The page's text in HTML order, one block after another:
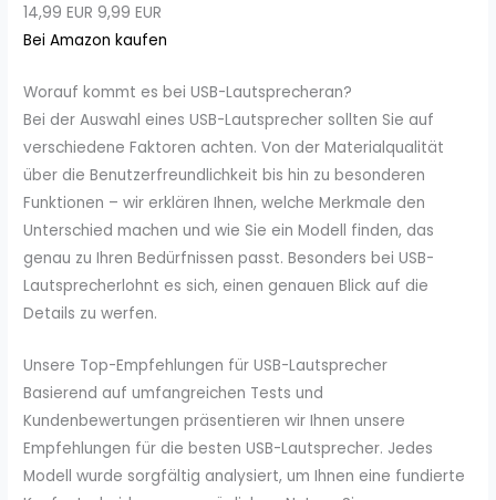
14,99 EUR 9,99 EUR
Bei Amazon kaufen
Worauf kommt es bei USB-Lautsprecheran?
Bei der Auswahl eines USB-Lautsprecher sollten Sie auf
verschiedene Faktoren achten. Von der Materialqualität
über die Benutzerfreundlichkeit bis hin zu besonderen
Funktionen – wir erklären Ihnen, welche Merkmale den
Unterschied machen und wie Sie ein Modell finden, das
genau zu Ihren Bedürfnissen passt. Besonders bei USB-
Lautsprecherlohnt es sich, einen genauen Blick auf die
Details zu werfen.
Unsere Top-Empfehlungen für USB-Lautsprecher
Basierend auf umfangreichen Tests und
Kundenbewertungen präsentieren wir Ihnen unsere
Empfehlungen für die besten USB-Lautsprecher. Jedes
Modell wurde sorgfältig analysiert, um Ihnen eine fundierte